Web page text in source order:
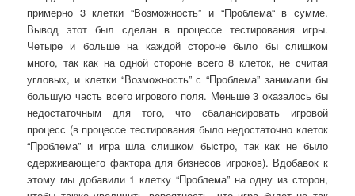
примерно 3клетки “Возможность” и “Проблема“в сумме.
Вывод этот был сделан в процессе тестирования игры.
Четыре и больше на каждой стороне было бы слишком
много, так как на одной стороне всего 8 клеток, не считая
угловых, и клетки “Возможность”с“Проблема” занимали бы
большую часть всего игрового поля. Меньше 3 оказалось бы
недостаточным для того, что сбалансировать игровой
процесс (в процессе тестирования было недостаточно клеток
“Проблема” и игра шла слишком быстро, так как не было
сдерживающего фактора для бизнесов игроков). Вдобавок к
этому мы добавили 1 клетку “Проблема” на одну из сторон,